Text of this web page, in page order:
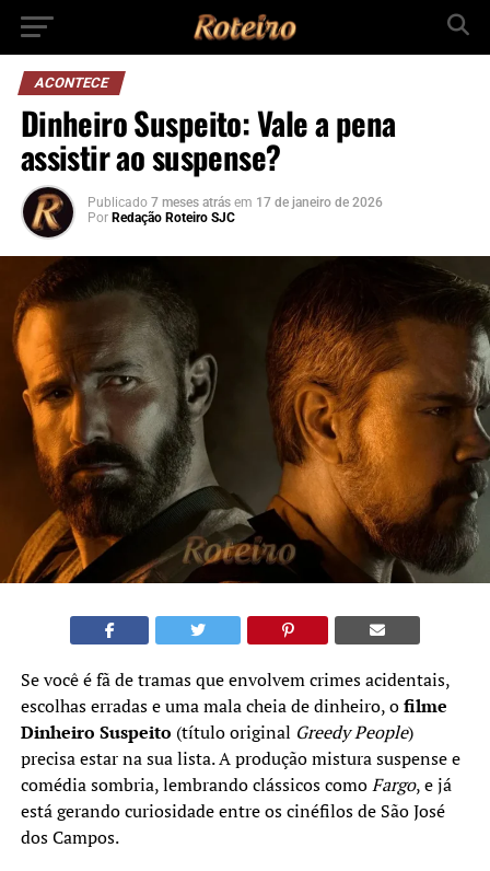
ACONTECE
Dinheiro Suspeito: Vale a pena
assistir ao suspense?
Publicado 7 meses atrás em 17 de janeiro de 2026
Por Redação Roteiro SJC
Se você é fã de tramas que envolvem crimes acidentais,
escolhas erradas e uma mala cheia de dinheiro, ofilme
Dinheiro Suspeito (título original Greedy People)
precisa estar na sua lista. A produção mistura suspense e
comédia sombria, lembrando clássicos comoFargo, e já
está gerando curiosidade entre os cinéfilos de São José
dos Campos.